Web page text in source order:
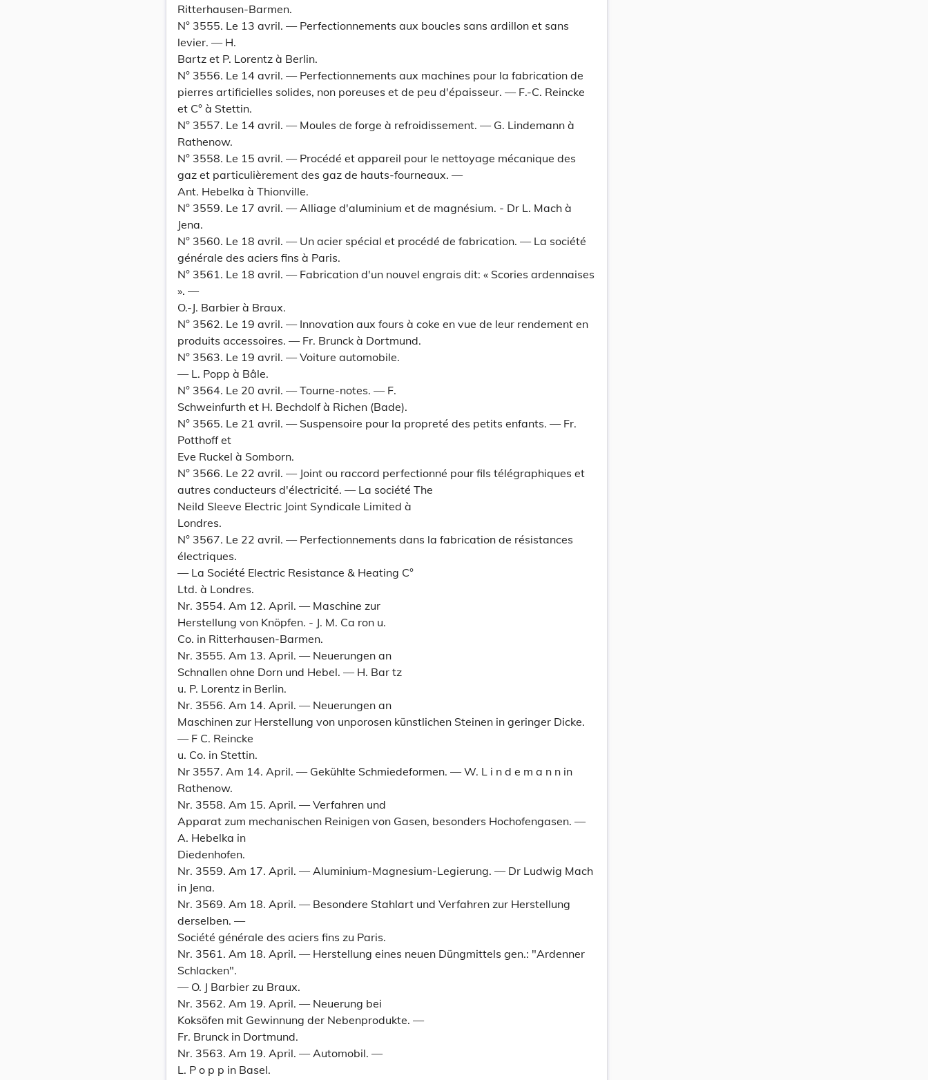
Ritterhausen-Barmen.
N° 3555. Le 13 avril. — Perfectionnements aux boucles sans ardillon et sans
levier. — H.
Bartz et P. Lorentz à Berlin.
N° 3556. Le 14 avril. — Perfectionnements aux machines pour la fabrication de
pierres artificielles solides, non poreuses et de peu d'épaisseur. — F.-C. Reincke
et C° à Stettin.
N° 3557. Le 14 avril. — Moules de forge à refroidissement. — G. Lindemann à
Rathenow.
N° 3558. Le 15 avril. — Procédé et appareil pour le nettoyage mécanique des
gaz et particulièrement des gaz de hauts-fourneaux. —
Ant. Hebelka à Thionville.
N° 3559. Le 17 avril. — Alliage d'aluminium et de magnésium. - Dr L. Mach à
Jena.
N° 3560. Le 18 avril. — Un acier spécial et procédé de fabrication. — La société
générale des aciers fins à Paris.
N° 3561. Le 18 avril. — Fabrication d'un nouvel engrais dit: « Scories ardennaises
». —
O.-J. Barbier à Braux.
N° 3562. Le 19 avril. — Innovation aux fours à coke en vue de leur rendement en
produits accessoires. — Fr. Brunck à Dortmund.
N° 3563. Le 19 avril. — Voiture automobile.
— L. Popp à Bâle.
N° 3564. Le 20 avril. — Tourne-notes. — F.
Schweinfurth et H. Bechdolf à Richen (Bade).
N° 3565. Le 21 avril. — Suspensoire pour la propreté des petits enfants. — Fr.
Potthoff et
Eve Ruckel à Somborn.
N° 3566. Le 22 avril. — Joint ou raccord perfectionné pour fils télégraphiques et
autres conducteurs d'électricité. — La société The
Neild Sleeve Electric Joint Syndicale Limited à
Londres.
N° 3567. Le 22 avril. — Perfectionnements dans la fabrication de résistances
électriques.
— La Société Electric Resistance & Heating C°
Ltd. à Londres.
Nr. 3554. Am 12. April. — Maschine zur
Herstellung von Knöpfen. - J. M. Ca ron u.
Co. in Ritterhausen-Barmen.
Nr. 3555. Am 13. April. — Neuerungen an
Schnallen ohne Dorn und Hebel. — H. Bar tz
u. P. Lorentz in Berlin.
Nr. 3556. Am 14. April. — Neuerungen an
Maschinen zur Herstellung von unporosen künstlichen Steinen in geringer Dicke.
— F C. Reincke
u. Co. in Stettin.
Nr 3557. Am 14. April. — Gekühlte Schmiedeformen. — W. L i n d e m a n n in
Rathenow.
Nr. 3558. Am 15. April. — Verfahren und
Apparat zum mechanischen Reinigen von Gasen, besonders Hochofengasen. —
A. Hebelka in
Diedenhofen.
Nr. 3559. Am 17. April. — Aluminium-Magnesium-Legierung. — Dr Ludwig Mach
in Jena.
Nr. 3569. Am 18. April. — Besondere Stahlart und Verfahren zur Herstellung
derselben. —
Société générale des aciers fins zu Paris.
Nr. 3561. Am 18. April. — Herstellung eines neuen Düngmittels gen.: "Ardenner
Schlacken".
— O. J Barbier zu Braux.
Nr. 3562. Am 19. April. — Neuerung bei
Koksöfen mit Gewinnung der Nebenprodukte. —
Fr. Brunck in Dortmund.
Nr. 3563. Am 19. April. — Automobil. —
L. P o p p in Basel.